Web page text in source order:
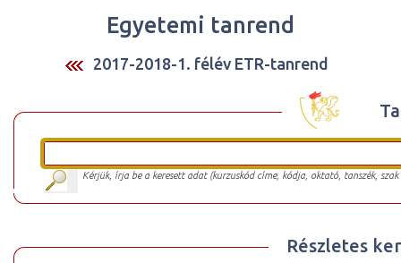
Egyetemi tanrend
2017-2018-1. félév ETR-tanrend
Kérjük, írja be a keresett adat (kurzuskód címe, kódja, oktató, tanszék,
Részletes